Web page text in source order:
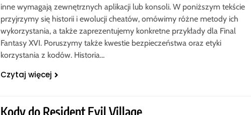
inne wymagają zewnętrznych aplikacji lub konsoli. W poniższym tekście
przyjrzymy się historii i ewolucji cheatów, omówimy różne metody ich
wykorzystania, a także zaprezentujemy konkretne przykłady dla Final
Fantasy XVI. Poruszymy także kwestie bezpieczeństwa oraz etyki
korzystania z kodów. Historia…
Czytaj więcej
Kody do Resident Evil Village